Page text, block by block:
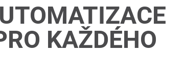
KAŽDÉHO